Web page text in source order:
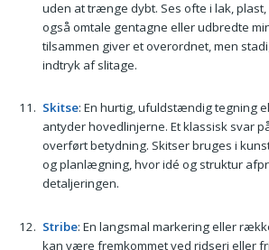
uden at trænge dybt. Ses ofte i lak, plast,
også omtale gentagne eller udbredte
tilsammen giver et overordnet, men
indtryk af slitage.
Skitse: En hurtig, ufuldstændig tegning
antyder hovedlinjerne. Et klassisk svar
overført betydning. Skitser bruges i
og planlægning, hvor idé og struktur
detaljeringen.
Stribe: En langsmal markering eller
kan være fremkommet ved ridseri eller